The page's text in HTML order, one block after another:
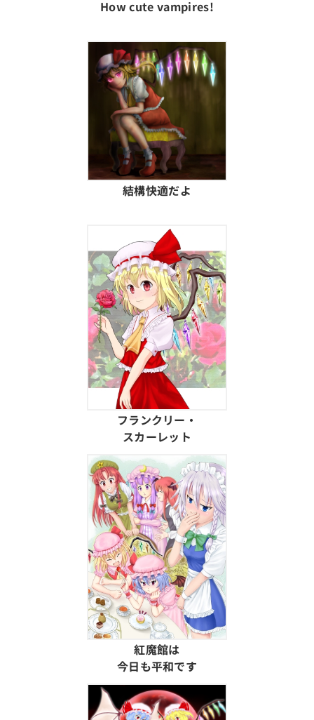
How cute vampires!
結構快適だよ
フランクリー・
スカーレット
紅魔館は
今日も平和です